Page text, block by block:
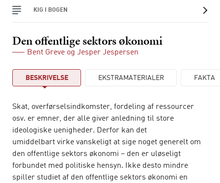
KIG I BOGEN
Den offentlige sektors økonomi
Bent Greve og Jesper Jespersen
BESKRIVELSE EKSTRAMATERIALER FAKTA
Skat, overførselsindkomster, fordeling af ressourcer
osv. er emner, der alle giver anledning til store
ideologiske uenigheder. Derfor kan det
umiddelbart virke vanskeligt at sige noget generelt om
den offentlige sektors økonomi – den er uløseligt
forbundet med politiske hensyn. Ikke desto mindre
spiller studiet af den offentlige sektors økonomi en